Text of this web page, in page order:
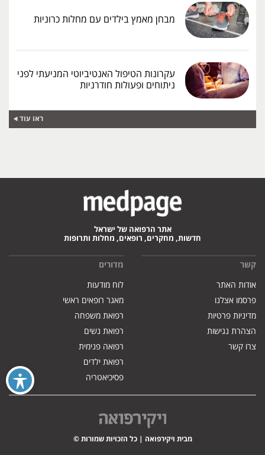
מבחן מאמץ בילדים עם מחלות כרוניות
עקרונות הטיפול האנטיביוטי המניעתי לפני
ניתוחים ופעולות חודרניות
ראו עוד
אתר הרפואה של ישראל
חדשות, מחקרים, רופאים, מחלות ותרופות
קשר
אודות האתר
פרסמו אצלנו
מדיניות פרטיות
הצהרת נגישות
צרו קשר
מדורים
לוח מודעות
מאגר רופאים ראשי
רפואת משפחה
רפואת נשים
רפואה פנימית
רפואת ילדים
פסיכיאטריה
מבית ויקירפואה | כל הזכויות שמורות ©